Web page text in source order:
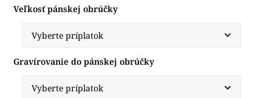
Veľkosť pánskej obrúčky
Gravírovanie do pánskej obrúčky